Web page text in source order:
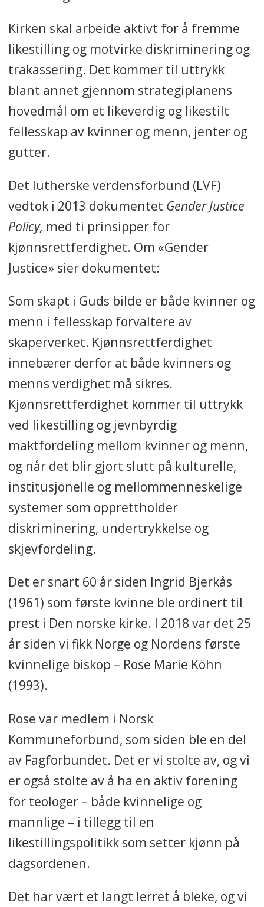
Kirken skal arbeide aktivt for å fremme
likestilling og motvirke diskriminering og
trakassering. Det kommer til uttrykk
blant annet gjennom strategiplanens
hovedmål om et likeverdig og likestilt
fellesskap av kvinner og menn, jenter og
gutter.
Det lutherske verdensforbund (LVF)
vedtok i 2013 dokumentet Gender Justice
Policy, med ti prinsipper for
kjønnsrettferdighet. Om «Gender
Justice» sier dokumentet:
Som skapt i Guds bilde er både kvinner og
menn i fellesskap forvaltere av
skaperverket. Kjønnsrettferdighet
innebærer derfor at både kvinners og
menns verdighet må sikres.
Kjønnsrettferdighet kommer til uttrykk
ved likestilling og jevnbyrdig
maktfordeling mellom kvinner og menn,
og når det blir gjort slutt på kulturelle,
institusjonelle og mellommenneskelige
systemer som opprettholder
diskriminering, undertrykkelse og
skjevfordeling.
Det er snart 60 år siden Ingrid Bjerkås
(1961) som første kvinne ble ordinert til
prest i Den norske kirke. I 2018 var det 25
år siden vi fikk Norge og Nordens første
kvinnelige biskop – Rose Marie Köhn
(1993).
Rose var medlem i Norsk
Kommuneforbund, som siden ble en del
av Fagforbundet. Det er vi stolte av, og vi
er også stolte av å ha en aktiv forening
for teologer – både kvinnelige og
mannlige – i tillegg til en
likestillingspolitikk som setter kjønn på
dagsordenen.
Det har vært et langt lerret å bleke, og vi